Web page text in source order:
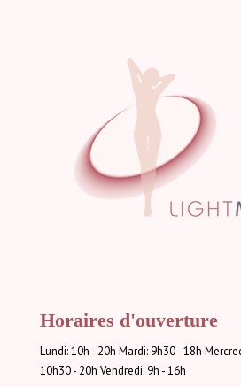
Horaires d'ouverture
Lundi: 10h - 20h Mardi: 9h30 - 18h
10h30 - 20h Vendredi: 9h - 16h